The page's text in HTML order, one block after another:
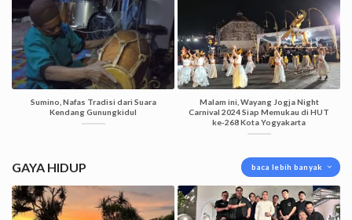
Sumino, Nafas Tradisi dari Suara
Kendang Gunungkidul
Malam ini, Wayang Jogja Night
Carnival 2024 Siap Memukau di HUT
ke-268 Kota Yogyakarta
GAYA HIDUP baca lebih banyak